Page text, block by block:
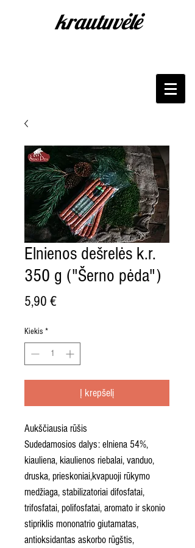
krautuvėlė
Elnienos dešrelės k.r.
350 g ("Šerno pėda")
5,90 €Price
Kiekis *
Į krepšelį
Aukščiausia rūšis
Sudedamosios dalys: elniena 54%,
kiauliena, kiaulienos riebalai, vanduo,
druska, prieskoniai,kvapuoji rūkymo
medžiaga, stabilizatoriai difosfatai,
trifosfatai, polifosfatai, aromato ir skonio
stipriklis mononatrio giutamatas,
antioksidantas askorbo rūgštis,